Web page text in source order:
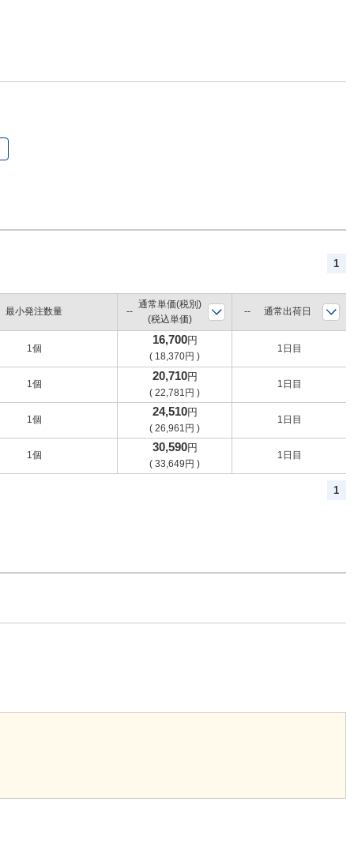
1
最小発注数量
1個
1個
1個
1個
通常単価(税別)
(税込単価)
通常出荷日
16,700円
( 18,370円 )
1日目
20,710円
( 22,781 円 )
1日目
24,510円
( 26,961 円 )
1日目
30,590円
( 33,649円 )
1日目
1